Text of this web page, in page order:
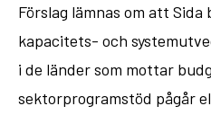
Förslag lämnas om att
kapacitets- och
i de länder som mottar
sektorprogramstöd pågår